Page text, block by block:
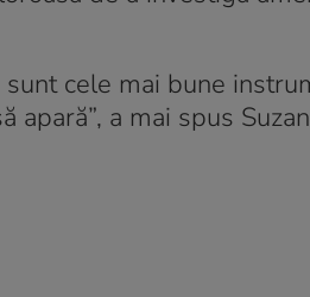
cele mai bune
a mai spus